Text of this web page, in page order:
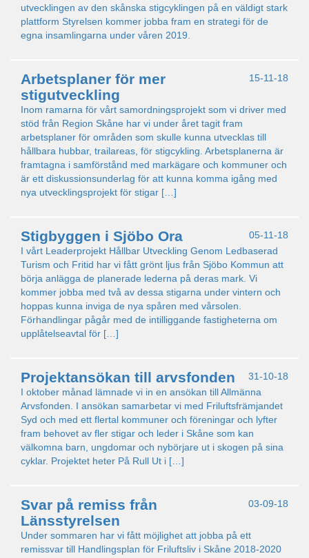
utvecklingen av den skånska stigcyklingen på en väldigt stark
plattform Styrelsen kommer jobba fram en strategi för de
egna insamlingarna under våren 2019.
15-11-18
Arbetsplaner för mer
stigutveckling
Inom ramarna för vårt samordningsprojekt som vi driver med
stöd från Region Skåne har vi under året tagit fram
arbetsplaner för områden som skulle kunna utvecklas till
hållbara hubbar, trailareas, för stigcykling. Arbetsplanerna är
framtagna i samförstånd med markägare och kommuner och
är ett diskussionsunderlag för att kunna komma igång med
nya utvecklingsprojekt för stigar […]
05-11-18
Stigbyggen i Sjöbo Ora
I vårt Leaderprojekt Hållbar Utveckling Genom Ledbaserad
Turism och Fritid har vi fått grönt ljus från Sjöbo Kommun att
börja anlägga de planerade lederna på deras mark. Vi
kommer jobba med två av dessa stigarna under vintern och
hoppas kunna inviga de nya spåren med vårsolen.
Förhandlingar pågår med de intilliggande fastigheterna om
upplåtelseavtal för […]
31-10-18
Projektansökan till arvsfonden
I oktober månad lämnade vi in en ansökan till Allmänna
Arvsfonden. I ansökan samarbetar vi med Friluftsfrämjandet
Syd och med ett flertal kommuner och föreningar och lyfter
fram behovet av fler stigar och leder i Skåne som kan
välkomna barn, ungdomar och nybörjare ut i skogen på sina
cyklar. Projektet heter På Rull Ut i […]
03-09-18
Svar på remiss från
Länsstyrelsen
Under sommaren har vi fått möjlighet att jobba på ett
remissvar till Handlingsplan för Friluftsliv i Skåne 2018-2020